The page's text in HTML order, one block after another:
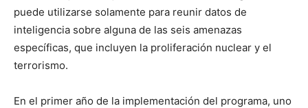
puede utilizarse solamente para reunir datos de
inteligencia sobre alguna de las seis amenazas
específicas, que incluyen la proliferación nuclear y el
terrorismo.
En el primer año de la implementación del programa, uno